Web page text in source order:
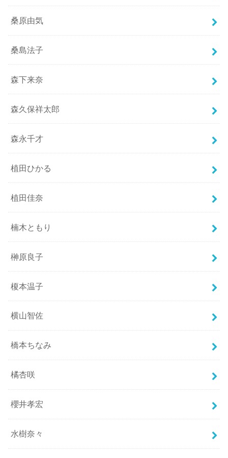
桑原由気
桑島法子
森下来奈
森久保祥太郎
森永千才
植田ひかる
植田佳奈
楠木ともり
榊原良子
榎本温子
横山智佐
橋本ちなみ
橘杏咲
櫻井孝宏
水樹奈々